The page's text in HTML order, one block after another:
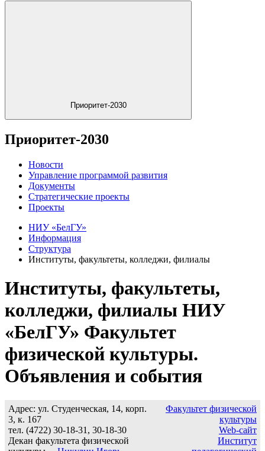
Приоритет-2030
Приоритет-2030
Новости
Управление программой развития
Документы
Стратегические проекты
Проекты
НИУ «БелГУ»
Информация
Структура
Институты, факультеты, колледжи, филиалы
Институты, факультеты,
колледжи, филиалы НИУ
«БелГУ» Факультет
физической культуры.
Объявления и события
Адрес: ул. Студенческая, 14, корп.
3, к. 167
тел. (4722) 30-18-31, 30-18-30
Декан факультета физической
Факультет физической
культуры
Web-сайт
Институт